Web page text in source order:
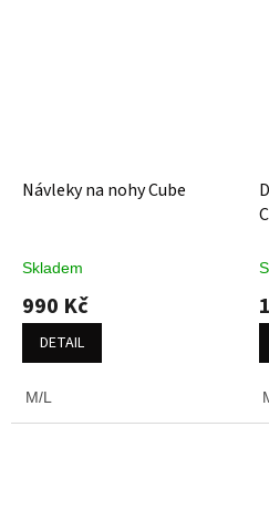
Návleky na nohy Cube
Skladem
990 Kč
DETAIL
M/L